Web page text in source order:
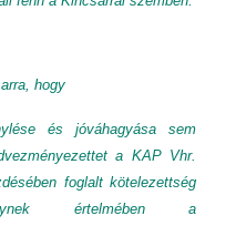
hogy
és jóváhagyása sem
a KAP Vhr.
foglalt kötelezettség
értelmében a